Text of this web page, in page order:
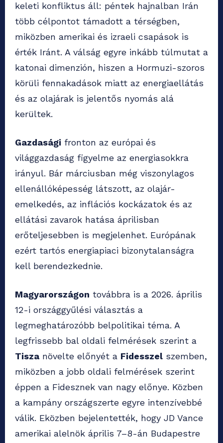
keleti konfliktus áll: péntek hajnalban Irán
több célpontot támadott a térségben,
miközben amerikai és izraeli csapások is
érték Iránt. A válság egyre inkább túlmutat a
katonai dimenzión, hiszen a Hormuzi-szoros
körüli fennakadások miatt az energiaellátás
és az olajárak is jelentős nyomás alá
kerültek.
Gazdasági fronton az európai és
világgazdaság figyelme az energiasokkra
irányul. Bár márciusban még viszonylagos
ellenállóképesség látszott, az olajár-
emelkedés, az inflációs kockázatok és az
ellátási zavarok hatása áprilisban
erőteljesebben is megjelenhet. Európának
ezért tartós energiapiaci bizonytalanságra
kell berendezkednie.
Magyarországon továbbra is a 2026. április
12-i országgyűlési választás a
legmeghatározóbb belpolitikai téma. A
legfrissebb bal oldali felmérések szerint a
Tisza növelte előnyét a Fidesszel szemben,
miközben a jobb oldali felmérések szerint
éppen a Fidesznek van nagy előnye. Közben
a kampány országszerte egyre intenzívebbé
válik. Eközben bejelentették, hogy JD Vance
amerikai alelnök április 7–8-án Budapestre